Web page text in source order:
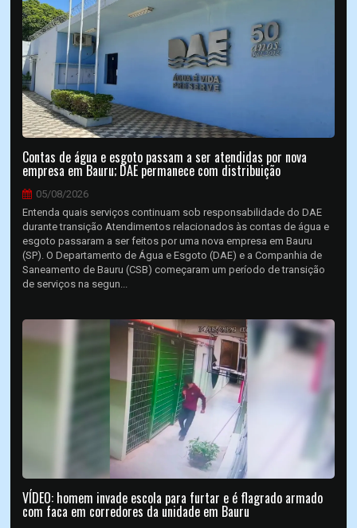
Contas de água e esgoto passam a ser atendidas por nova
empresa em Bauru; DAE permanece com distribuição
05/08/2026
Entenda quais serviços continuam sob responsabilidade do DAE
durante transição Atendimentos relacionados às contas de água e
esgoto passaram a ser feitos por uma nova empresa em Bauru
(SP). O Departamento de Água e Esgoto (DAE) e a Companhia de
Saneamento de Bauru (CSB) começaram um período de transição
de serviços na segun...
VÍDEO: homem invade escola para furtar e é flagrado armado
com faca em corredores da unidade em Bauru